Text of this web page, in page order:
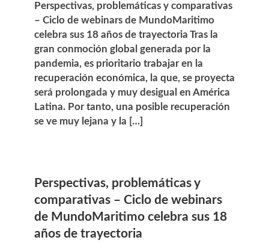
Perspectivas, problemáticas y comparativas
– Ciclo de webinars de MundoMaritimo
celebra sus 18 años de trayectoria Tras la
gran conmoción global generada por la
pandemia, es prioritario trabajar en la
recuperación económica, la que, se proyecta
será prolongada y muy desigual en América
Latina. Por tanto, una posible recuperación
se ve muy lejana y la […]
Perspectivas, problemáticas y
comparativas – Ciclo de webinars
de MundoMaritimo celebra sus 18
años de trayectoria